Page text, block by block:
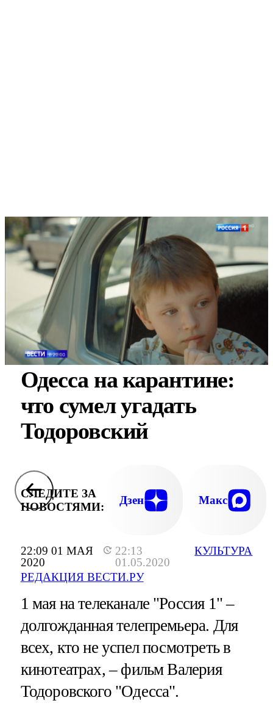
22:09 01 МАЯ
2020
22:13
01.05.2020
РЕДАКЦИЯ ВЕСТИ.РУ
КУЛЬТУРА
Одесса на карантине:
что сумел угадать
Тодоровский
СЛЕДИТЕ ЗА
НОВОСТЯМИ:
Дзен Макс
1 мая на телеканале "Россия 1" –
долгожданная телепремьера. Для
всех, кто не успел посмотреть в
кинотеатрах, – фильм Валерия
Тодоровского "Одесса".